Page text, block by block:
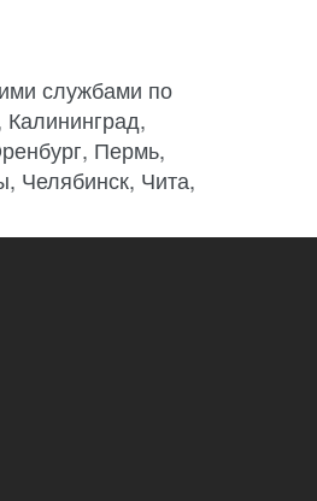
службами по
Калининград,
Пермь,
Челябинск, Чита,